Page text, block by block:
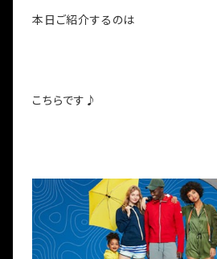
本日ご紹介するのは
こちらです♪